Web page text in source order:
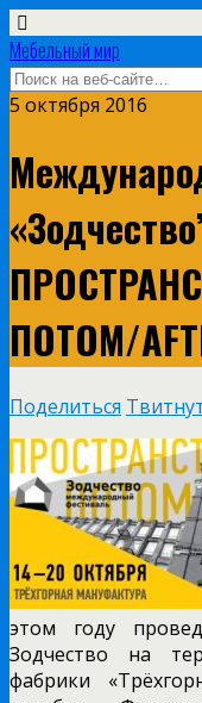
Мебельный мир
5 октября 2016
ПОТОМ/
Поделиться
этом году
Зодчество на
фабрики